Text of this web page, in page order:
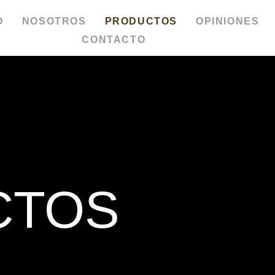
NOSOTROS PRODUCTOS
OPINIONES
CONTACTO